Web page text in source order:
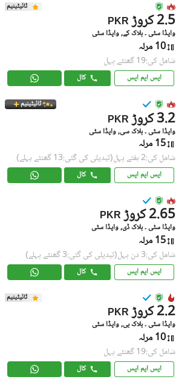
ٹائیٹینیم
PKR 2.5 کروڑ
واپڈا سٹی ۔ بلاک کے, واپڈا سٹی
10 مرلہ
شامل کی:19 گھنٹے پہل
ایس ایم ایس کال
ٹائیٹینیم
PKR 3.2 کروڑ
واپڈا سٹی ۔ بلاک سی, واپڈا سٹی
15 مرلہ
شامل کی:2 ہفتے پہل (تبدیلی کی گئی:13 گھنٹے پہلے)
ایس ایم ایس کال
PKR 2.65 کروڑ
واپڈا سٹی ۔ بلاک ڈی, واپڈا سٹی
15 مرلہ
شامل کی:3 دن پہل (تبدیلی کی گئی:3 گھنٹے پہلے)
ایس ایم ایس کال
ٹائیٹینیم
PKR 2.2 کروڑ
واپڈا سٹی ۔ بلاک بی, واپڈا سٹی
10 مرلہ
شامل کی:19 گھنٹے پہل
ایس ایم ایس کال